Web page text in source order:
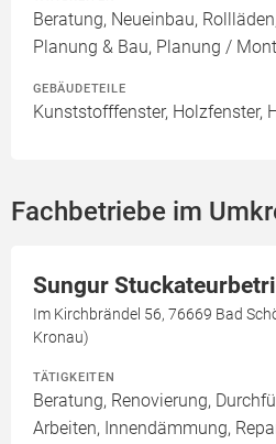
Beratung, Neueinbau,
Planung & Bau, Planung /
GEBÄUDETEILE
Kunststofffenster, Holzfenster,
Fachbetriebe im
Sungur
Im Kirchbrändel 56, 76669 Bad
Kronau)
TÄTIGKEITEN
Beratung, Renovierung,
Arbeiten, Innendämmung,